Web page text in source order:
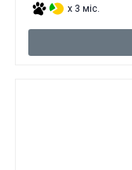
x 3 міс.